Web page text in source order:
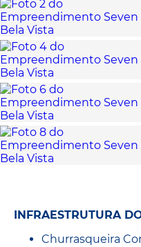
INFRAESTRUTURA
Churrasqueira